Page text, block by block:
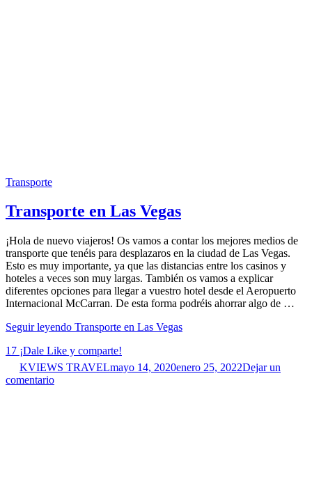
Transporte
Transporte en Las Vegas
¡Hola de nuevo viajeros! Os vamos a contar los mejores medios de
transporte que tenéis para desplazaros en la ciudad de Las Vegas.
Esto es muy importante, ya que las distancias entre los casinos y
hoteles a veces son muy largas. También os vamos a explicar
diferentes opciones para llegar a vuestro hotel desde el Aeropuerto
Internacional McCarran. De esta forma podréis ahorrar algo de …
Seguir leyendo Transporte en Las Vegas
17 ¡Dale Like y comparte!
KVIEWS TRAVELmayo 14, 2020enero 25, 2022Dejar un
comentario